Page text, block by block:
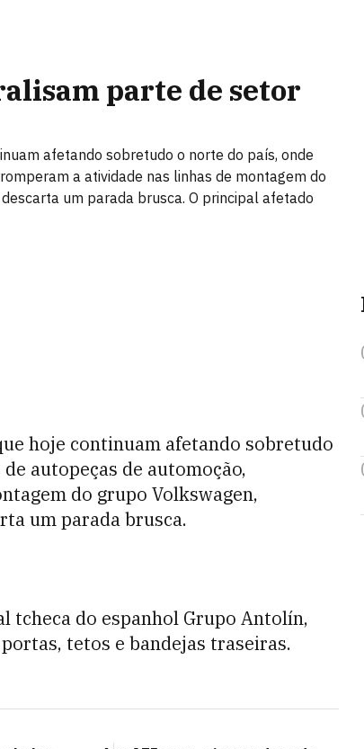
parte de setor
afetando sobretudo o norte do país, onde
a atividade nas linhas de montagem do
um parada brusca. O principal afetado
hoje continuam afetando sobretudo
autopeças de automoção,
do grupo Volkswagen,
um parada brusca.
tcheca do espanhol Grupo Antolín,
tetos e bandejas traseiras.